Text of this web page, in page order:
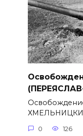
0 126